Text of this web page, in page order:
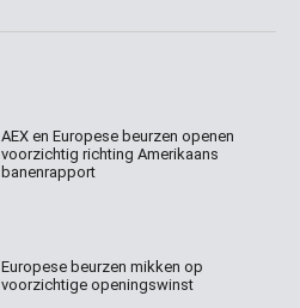
AEX en Europese beurzen openen
voorzichtig richting Amerikaans
banenrapport
Europese beurzen mikken op
voorzichtige openingswinst